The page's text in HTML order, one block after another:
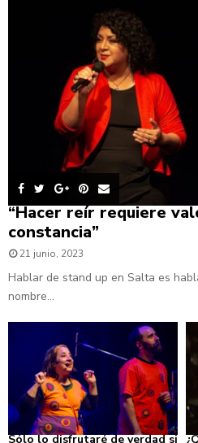
“Hacer reír requiere
constancia”
21 junio, 2023
Hablar de stand up en Salta es
nombre...
Sólo lo disfrutaré de verdad si